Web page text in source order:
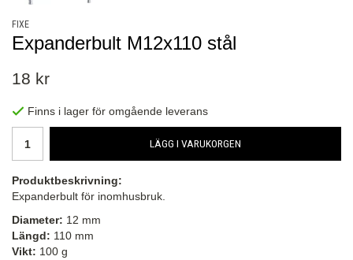
FIXE
Expanderbult M12x110 stål
18 kr
Finns i lager för omgående leverans
LÄGG I VARUKORGEN
Produktbeskrivning:
Expanderbult för inomhusbruk.
Diameter: 12 mm
Längd: 110 mm
Vikt: 100 g